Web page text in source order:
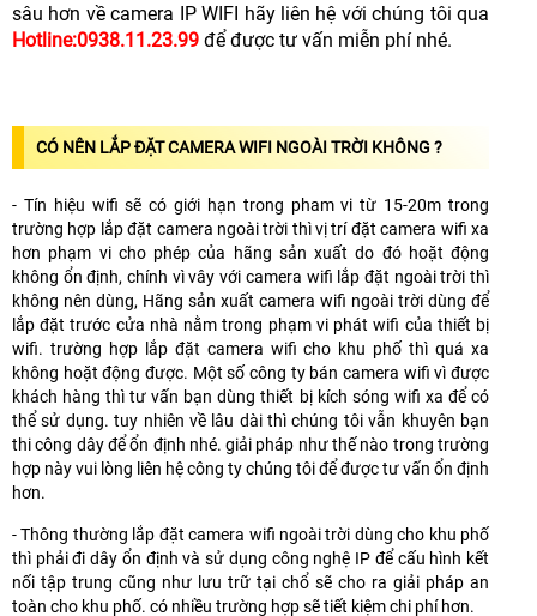
sâu hơn về camera IP WIFI hãy liên hệ với chúng tôi qua
Hotline:0938.11.23.99 để được tư vấn miễn phí nhé.
CÓ NÊN LẮP ĐẶT CAMERA WIFI NGOÀI TRỜI KHÔNG ?
- Tín hiệu wifi sẽ có giới hạn trong pham vi từ 15-20m trong
trường hợp lắp đặt camera ngoài trời thì vị trí đặt camera wifi xa
hơn phạm vi cho phép của hãng sản xuất do đó hoặt động
không ổn định, chính vì vây với camera wifi lắp đặt ngoài trời thì
không nên dùng, Hãng sản xuất camera wifi ngoài trời dùng để
lắp đặt trước cửa nhà nằm trong phạm vi phát wifi của thiết bị
wifi. trường hợp lắp đặt camera wifi cho khu phố thì quá xa
không hoặt động được. Một số công ty bán camera wifi vì được
khách hàng thì tư vấn bạn dùng thiết bị kích sóng wifi xa để có
thể sử dụng. tuy nhiên về lâu dài thì chúng tôi vẫn khuyên bạn
thi công dây để ổn định nhé. giải pháp như thế nào trong trường
hợp này vui lòng liên hệ công ty chúng tôi để được tư vấn ổn định
hơn.
- Thông thường lắp đặt camera wifi ngoài trời dùng cho khu phố
thì phải đi dây ổn định và sử dụng công nghệ IP để cấu hình kết
nối tập trung cũng như lưu trữ tại chổ sẽ cho ra giải pháp an
toàn cho khu phố. có nhiều trường hợp sẽ tiết kiệm chi phí hơn.